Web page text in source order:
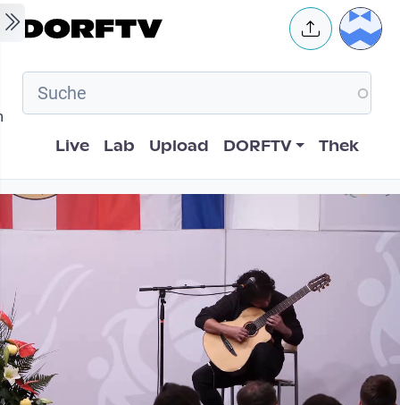
Skip to main content User
Hauptnavigation
Live Lab Upload DORFTV Thek